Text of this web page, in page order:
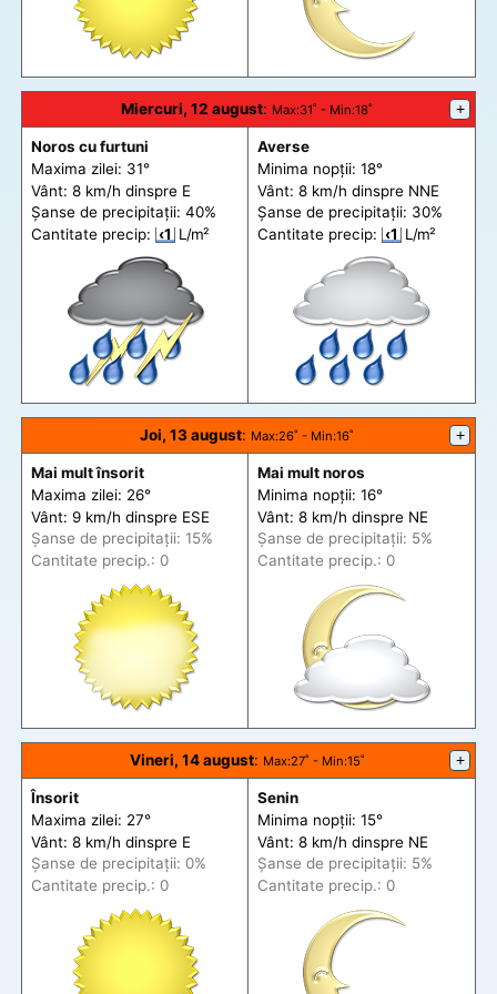
Miercuri, 12 august: Max:31˚ - Min:18˚ +
Noros cu furtuni
Maxima zilei: 31°
Vânt: 8 km/h dinspre E
Șanse de precipitații: 40%
Cantitate precip: ‹1 L/m²
Averse
Minima nopții: 18°
Vânt: 8 km/h dinspre NNE
Șanse de precipitații: 30%
Cantitate precip: ‹1 L/m²
Joi, 13 august: Max:26˚ - Min:16˚ +
Mai mult însorit
Maxima zilei: 26°
Vânt: 9 km/h dinspre ESE
Șanse de precipitații: 15%
Cantitate precip.: 0
Mai mult noros
Minima nopții: 16°
Vânt: 8 km/h dinspre NE
Șanse de precipitații: 5%
Cantitate precip.: 0
Vineri, 14 august: Max:27˚ - Min:15˚ +
Însorit
Maxima zilei: 27°
Vânt: 8 km/h dinspre E
Șanse de precipitații: 0%
Cantitate precip.: 0
Senin
Minima nopții: 15°
Vânt: 8 km/h dinspre NE
Șanse de precipitații: 5%
Cantitate precip.: 0